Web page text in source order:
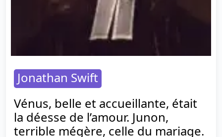
Jonathan Swift
Vénus, belle et accueillante, était
la déesse de l’amour. Junon,
terrible mégère, celle du mariage.